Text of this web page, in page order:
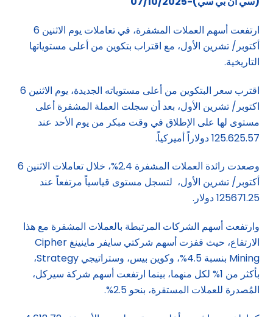
ارتفعت أسهم العملات المشفرة، في تعاملات يوم الاثنين 6
أكتوبر/ تشرين الأول، مع اقتراب بتكوين من أعلى مستوياتها
التاريخية.
اقترب سعر البتكوين من أعلى مستوياته الجديدة، يوم الاثنين 6
اكتوبر/ تشرين الأول، بعد أن سجلت العملة المشفرة أعلى
مستوى لها على الإطلاق في وقت مبكر من يوم الأحد عند
125.625.57 دولاراً أميركياً.
وصعدت رائدة العملات المشفرة 2.4%، خلال تعاملات الاثنين 6
أكتوبر/ تشرين الأول، لتسجل مستوى قياسياً مرتفعاً عند
125671.25 دولار.
وارتفعت أسهم الشركات المرتبطة بالعملات المشفرة مع هذا
الارتفاع، حيث قفزت أسهم شركتي سايفر ماينينغ Cipher
Mining بنسبة 4.5%، وكوين بيس، وستراتيجي Strategy،
بأكثر من 1% لكل منهما، بينما ارتفعت أسهم شركة سيركل،
المُصدرة للعملات المستقرة، بنحو 2.5%.